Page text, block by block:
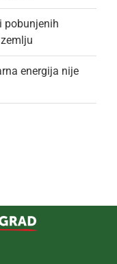
pobunjenih
energija nije